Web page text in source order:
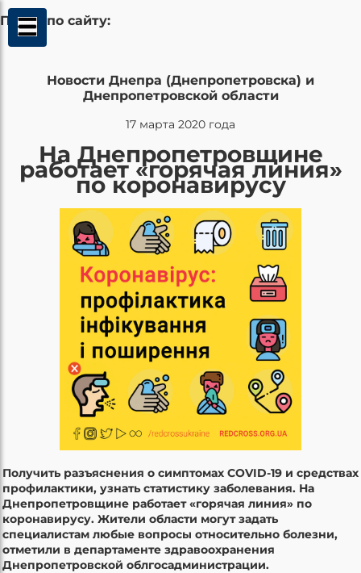
Поиск по сайту:
Новости Днепра (Днепропетровска) и
Днепропетровской области
17 марта 2020 года
На Днепропетровщине
работает «горячая линия»
по коронавирусу
Получить разъяснения о симптомах COVID-19 и средствах
профилактики, узнать статистику заболевания. На
Днепропетровщине работает «горячая линия» по
коронавирусу. Жители области могут задать
специалистам любые вопросы относительно болезни,
отметили в департаменте здравоохранения
Днепропетровской облгосадминистрации.